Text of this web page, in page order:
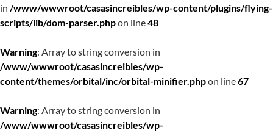
in /www/wwwroot/casasincreibles/wp-content/plugins/flying-
scripts/lib/dom-parser.phpon line48
Warning: Array to string conversion in
/www/wwwroot/casasincreibles/wp-
content/themes/orbital/inc/orbital-minifier.phpon line67
Warning: Array to string conversion in
/www/wwwroot/casasincreibles/wp-